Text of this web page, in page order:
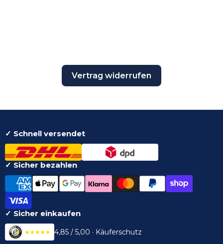
Vertrag widerrufen
✓ Schnell versendet
✓ Sicher bezahlen
✓ Sicher einkaufen
4,85 / 5,00 · Käuferschutz